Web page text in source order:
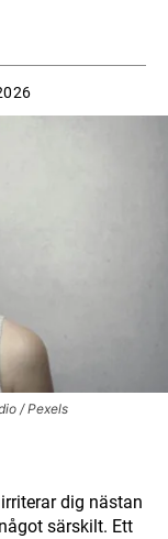
/ Pexels
dig nästan
särskilt. Ett